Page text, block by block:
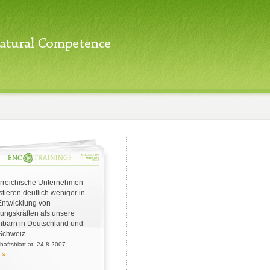
Unternehmen
deutlich weniger in
von
als unsere
in Deutschland und
24.8.2007
»